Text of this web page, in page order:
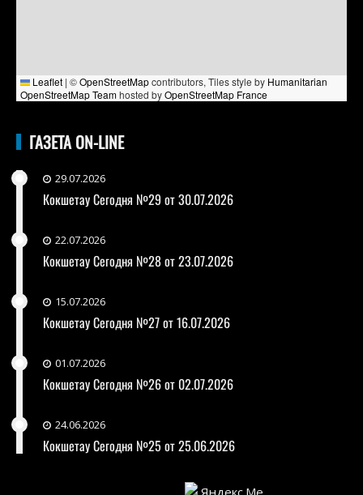
Leaflet | ©OpenStreetMapcontributors, Tiles style by Humanitarian
OpenStreetMap Teamhosted byOpenStreetMap France
ГАЗЕТА ON-LINE
29.07.2026
Кокшетау Сегодня №29 от 30.07.2026
22.07.2026
Кокшетау Сегодня №28 от 23.07.2026
15.07.2026
Кокшетау Сегодня №27 от 16.07.2026
01.07.2026
Кокшетау Сегодня №26 от 02.07.2026
24.06.2026
Кокшетау Сегодня №25 от 25.06.2026